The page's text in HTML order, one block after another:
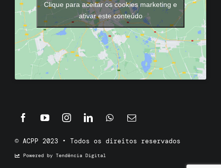
Clique para aceitar os cookies marketing e
ativar este conteúdo
© ACPP 2023 • Todos os direitos reservados
Powered by Tendência Digital